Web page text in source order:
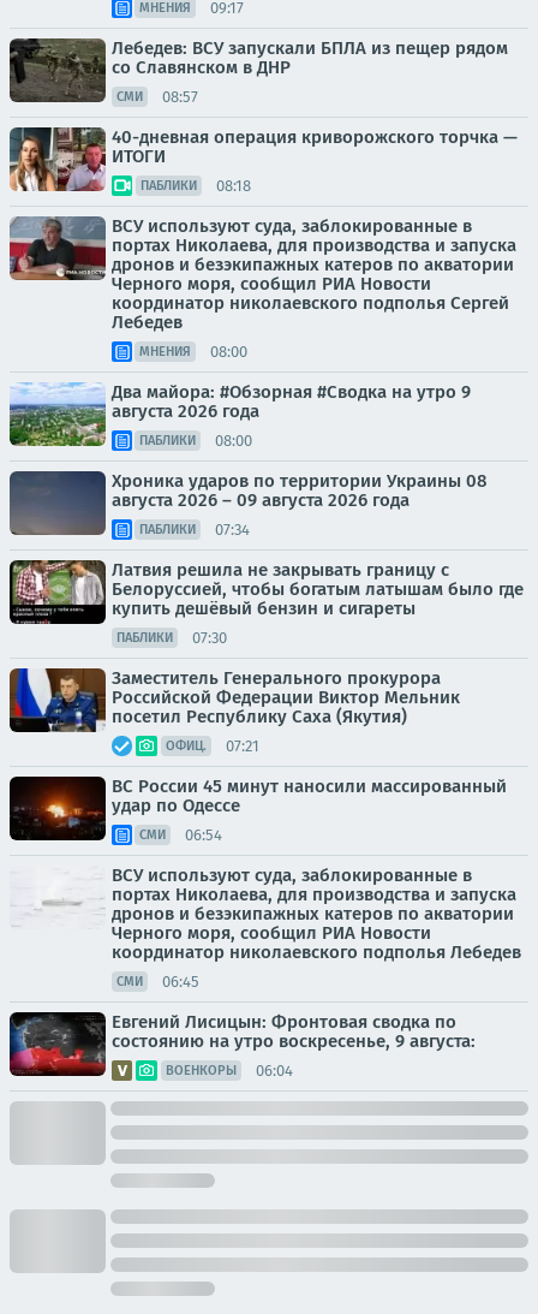
МНЕНИЯ 09:17
Лебедев: ВСУ запускали БПЛА из пещер рядом
со Славянском в ДНР
СМИ 08:57
40-дневная операция криворожского торчка —
ИТОГИ
ПАБЛИКИ 08:18
ВСУ используют суда, заблокированные в
портах Николаева, для производства и запуска
дронов и безэкипажных катеров по акватории
Черного моря, сообщил РИА Новости
координатор николаевского подполья Сергей
Лебедев
МНЕНИЯ 08:00
Два майора: #Обзорная #Сводка на утро 9
августа 2026 года
ПАБЛИКИ 08:00
Хроника ударов по территории Украины 08
августа 2026 – 09 августа 2026 года
ПАБЛИКИ 07:34
Латвия решила не закрывать границу с
Белоруссией, чтобы богатым латышам было где
купить дешёвый бензин и сигареты
ПАБЛИКИ 07:30
Заместитель Генерального прокурора
Российской Федерации Виктор Мельник
посетил Республику Саха (Якутия)
ОФИЦ. 07:21
ВС России 45 минут наносили массированный
удар по Одессе
СМИ 06:54
ВСУ используют суда, заблокированные в
портах Николаева, для производства и запуска
дронов и безэкипажных катеров по акватории
Черного моря, сообщил РИА Новости
координатор николаевского подполья Лебедев
СМИ 06:45
Евгений Лисицын: Фронтовая сводка по
состоянию на утро воскресенье, 9 августа:
ВОЕНКОРЫ 06:04